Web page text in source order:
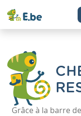
Grâce à la barre